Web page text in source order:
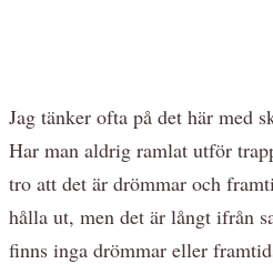
Jag tänker ofta på det här med
Har man aldrig ramlat utför
tro att det är drömmar och
hålla ut, men det är långt ifrån
finns inga drömmar eller